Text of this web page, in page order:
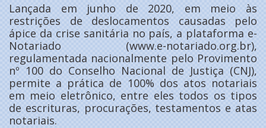
Lançada em junho de 2020, em meio às
restrições de deslocamentos causadas pelo
ápice da crise sanitária no país, a plataforma e-
Notariado (www.e-notariado.org.br),
regulamentada nacionalmente pelo Provimento
nº 100 do Conselho Nacional de Justiça (CNJ),
permite a prática de 100% dos atos notariais
em meio eletrônico, entre eles todos os tipos
de escrituras, procurações, testamentos e atas
notariais.